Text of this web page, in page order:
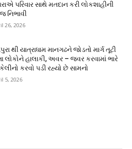
પરિવાર સાથે મતદાન કરી લોકશાહીની
નિભાવી
26, 2026
થી યાત્રાધામ માનગઢને જોડતો માર્ગ તૂટી
લોકોને હાલાકી, અવર – જવર કરવામાં ભારે
કરવો પડી રહ્યો છે સામનો
5, 2026